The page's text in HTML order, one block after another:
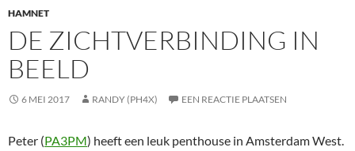
HAMNET
DE ZICHTVERBINDING IN
BEELD
6 MEI 2017 RANDY (PH4X) EEN REACTIE PLAATSEN
Peter (PA3PM) heeft een leuk penthouse in Amsterdam West.